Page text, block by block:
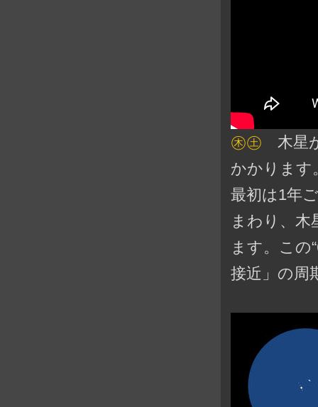
㊍㊏ 木星
かかります
最初は1年
まわり、木
ます。この
接近」の周